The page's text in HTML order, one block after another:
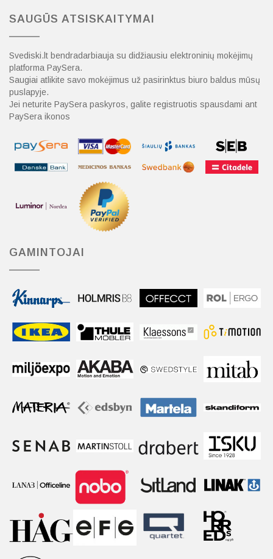
SAUGŪS ATSISKAITYMAI
Svediski.lt bendradarbiauja su didžiausiu elektroninių mokėjimų
platforma PaySera.
Saugiai atlikite savo mokėjimus už pasirinktus biuro baldus mūsų
puslapyje.
Jei neturite PaySera paskyros, galite registruotis spausdami ant
PaySera ikonos
GAMINTOJAI